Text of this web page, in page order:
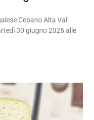
Cebano Alta Val
30 giugno 2026 alle